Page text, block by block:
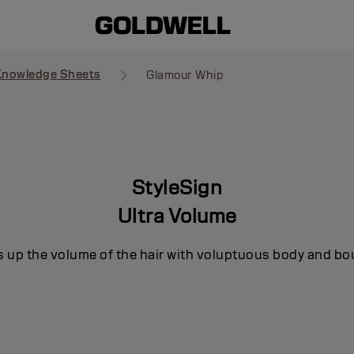
Sheets Glamour Whip
StyleSign
Ultra Volume
up the volume of the hair with voluptuous body and